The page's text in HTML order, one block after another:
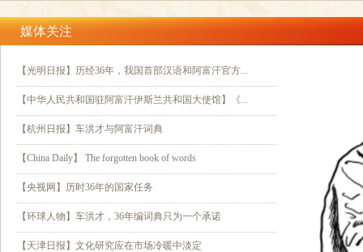
媒体关注
【光明日报】历经36年，我国首部汉语和阿富汗官方...
【中华人民共和国驻阿富汗伊斯兰共和国大使馆】《...
【杭州日报】车洪才与阿富汗词典
【China Daily】 The forgotten book of words
【央视网】历时36年的国家任务
【环球人物】车洪才，36年编词典只为一个承诺
【天津日报】文化研究应在市场冷暖中淡定